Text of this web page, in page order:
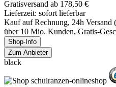
Gratisversand ab 178,50 €
Lieferzeit: sofort lieferbar
Kauf auf Rechnung, 24h
über 10 Mio. Kunden, Gratis-
Shop-Info
Zum Anbieter
black